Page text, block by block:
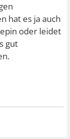
hat es ja auch
oder leidet
gut